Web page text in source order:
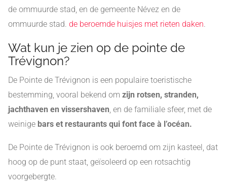
de ommuurde stad, en de gemeente Névez en de
ommuurde stad. de beroemde huisjes met rieten daken
Wat kun je zien op de pointe de
Trévignon?
De Pointe de Trévignon is een populaire toeristische
bestemming, vooral bekend om zijn rotsen, stranden,
jachthaven en vissershaven , en de familiale sfeer, met de
weinige bars et restaurants qui font face à l’océan.
De Pointe de Trévignon is ook beroemd om zijn kasteel, dat
hoog op de punt staat, geïsoleerd op een rotsachtig
voorgebergte.